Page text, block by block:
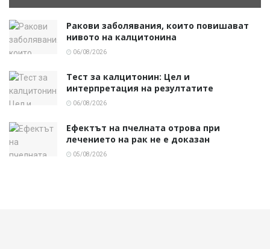
Ракови заболявания, които повишават
нивото на калцитонина
06/08/2026
Тест за калцитонин: Цел и
интерпретация на резултатите
06/08/2026
Ефектът на пчелната отрова при
лечението на рак не е доказан
05/08/2026